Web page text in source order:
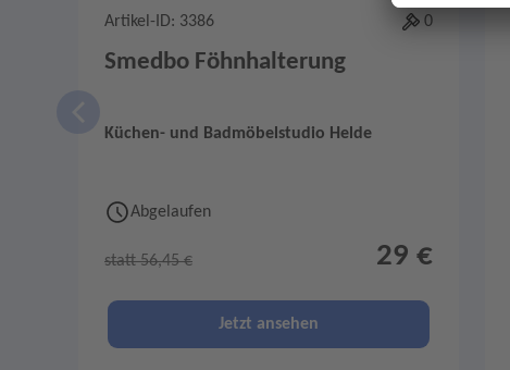
Artikel-ID: 3386 0
Smedbo Föhnhalterung
Küchen- und Badmöbelstudio Helde
Abgelaufen
statt 56,45 € 29 €
Jetzt ansehen